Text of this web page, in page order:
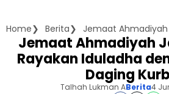
Home Berita
Jemaat Ahmadiyah
Rayakan Iduladha
Daging
Talhah Lukman ABerita4